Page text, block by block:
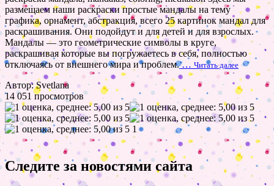
размещаем наши раскраски простые мандалы на тему
графика, орнамент, абстракция, всего 25 картинок мандал для
раскрашивания. Они подойдут и для детей и для взрослых.
Мандалы — это геометрические символы в круге,
раскрашивая которые вы погружаетесь в себя, полностью
отключаясь от внешнего мира и проблем.… Читать далее
Автор: Svetlana
14 051 просмотров
1
Следите за новостями сайта